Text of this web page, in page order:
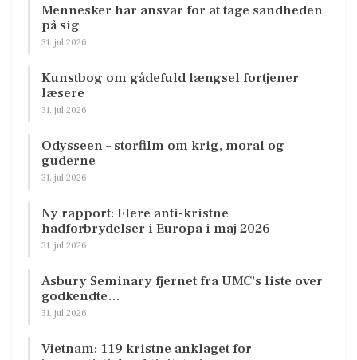
Mennesker har ansvar for at tage sandheden
på sig
31. jul 2026
Kunstbog om gådefuld længsel fortjener
læsere
31. jul 2026
Odysseen – storfilm om krig, moral og
guderne
31. jul 2026
Ny rapport: Flere anti-kristne
hadforbrydelser i Europa i maj 2026
31. jul 2026
Asbury Seminary fjernet fra UMC’s liste over
godkendte…
31. jul 2026
Vietnam: 119 kristne anklaget for